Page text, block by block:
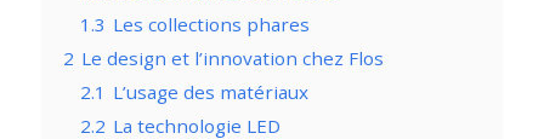
1.3 Les collections phares
2 Le design et l’innovation chez Flos
2.1 L’usage des matériaux
2.2 La technologie LED